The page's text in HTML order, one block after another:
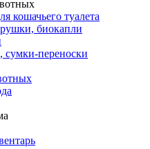
кошачьего туалета
биокапли
переноски